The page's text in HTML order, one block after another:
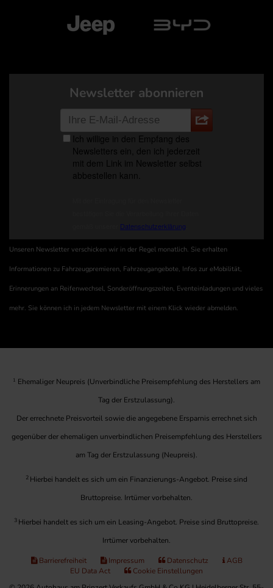
Newsletter abonnieren
Unseren Newsletter verschicken wir in der Regel monatlich. Sie erhalten
Informationen zu Fahrzeugpremieren, Fahrzeugangebote, Infos zur eMobilität,
Erinnerungen an Reifenwechsel, Sonderöffnungszeiten, Eventeinladungen und vieles
mehr. Sie können ich in jedem Newsletter mit einem Klick wieder abmelden.
1 Ehemaliger Neupreis (Unverbindliche Preisempfehlung des Herstellers am
Tag der Erstzulassung).
Der errechnete Preisvorteil sowie die angegebene Ersparnis errechnet sich
gegenüber der ehemaligen unverbindlichen Preisempfehlung des Herstellers
am Tag der Erstzulassung (Neupreis).
2 Hierbei handelt es sich um ein Finanzierungs-Angebot. Preise sind
Bruttopreise. Irrtümer vorbehalten.
3 Hierbei handelt es sich um ein Leasing-Angebot. Preise sind Bruttopreise.
Irrtümer vorbehalten.
Barrierefreiheit Impressum Datenschutz
AGB
EU Data Act
Cookie Einstellungen